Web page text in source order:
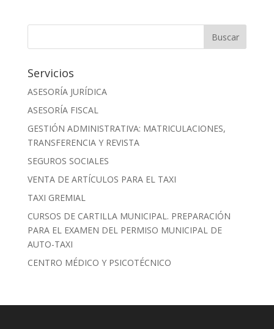
Servicios
ASESORÍA JURÍDICA
ASESORÍA FISCAL
GESTIÓN ADMINISTRATIVA: MATRICULACIONES,
TRANSFERENCIA Y REVISTA
SEGUROS SOCIALES
VENTA DE ARTÍCULOS PARA EL TAXI
TAXI GREMIAL
CURSOS DE CARTILLA MUNICIPAL. PREPARACIÓN
PARA EL EXAMEN DEL PERMISO MUNICIPAL DE
AUTO-TAXI
CENTRO MÉDICO Y PSICOTÉCNICO